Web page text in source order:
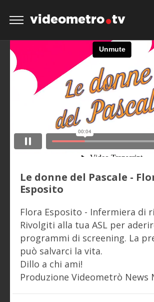
videometro tv
Le donne del Pascale -
Esposito
Flora Esposito - Infermiera di
Rivolgiti alla tua ASL per
programmi di screening. La
può salvarci la vita.
Dillo a chi ami!
Produzione Videometrò News